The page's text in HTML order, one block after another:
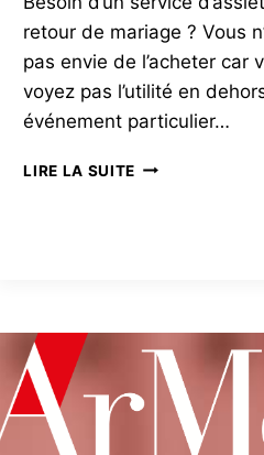
retour de mariage ? Vous
pas envie de l’acheter car
voyez pas l’utilité en
événement particulier…
LIRE LA SUITE ALLOVOISINS,